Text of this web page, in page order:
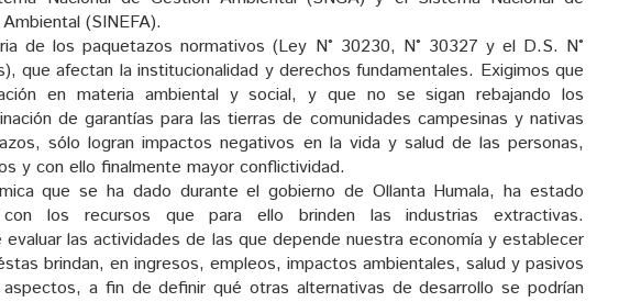
(SINEFA).
de los paquetazos normativos (Ley N° 30230, N° 30327 y el D.S. N°
que afectan la institucionalidad y derechos fundamentales. Exigimos que
en materia ambiental y social, y que no se sigan rebajando los
de garantías para las tierras de comunidades campesinas y nativas
sólo logran impactos negativos en la vida y salud de las personas,
y con ello finalmente mayor conflictividad.
que se ha dado durante el gobierno de Ollanta Humala, ha estado
con los recursos que para ello brinden las industrias extractivas.
las actividades de las que depende nuestra economía y establecer
brindan, en ingresos, empleos, impactos ambientales, salud y pasivos
a fin de definir qué otras alternativas de desarrollo se podrían